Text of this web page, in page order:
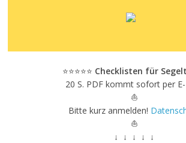
⭐⭐⭐⭐⭐ Checklisten für
20 S. PDF kommt sofort per
⛵
Bitte kurz anmelden!
⛵
↓ ↓ ↓ ↓ ↓